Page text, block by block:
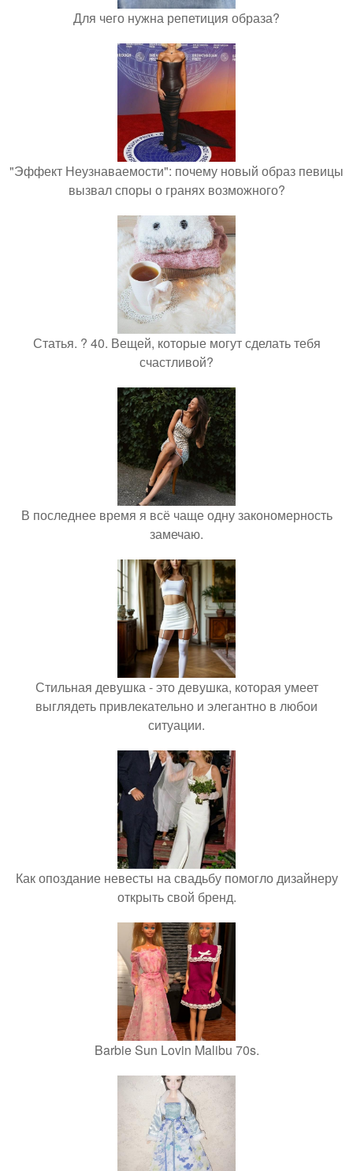
Для чего нужна репетиция образа?
"Эффект Неузнаваемости": почему новый образ певицы
вызвал споры о гранях возможного?
Статья. ? 40. Вещей, которые могут сделать тебя
счастливой?
В последнее время я всё чаще одну закономерность
замечаю.
Стильная девушка - это девушка, которая умеет
выглядеть привлекательно и элегантно в любои
ситуации.
Как опоздание невесты на свадьбу помогло дизайнеру
открыть свой бренд.
Barbie Sun Lovin Malibu 70s.